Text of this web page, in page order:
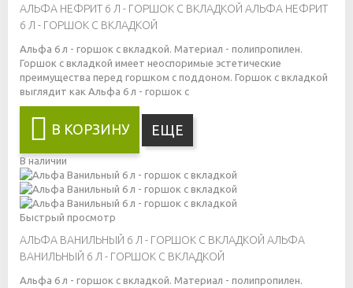
АЛЬФА НЕФРИТ 6 Л - ГОРШОК С ВКЛАДКОЙ АЛЬФА НЕФРИТ
6 Л - ГОРШОК С ВКЛАДКОЙ
Альфа 6 л - горшок с вкладкой. Материал - полипропилен.
Горшок с вкладкой имеет неоспоримые эстетические
преимущества перед горшком с поддоном. Горшок с вкладкой
выглядит как Альфа 6 л - горшок с
В КОРЗИНУ ЕЩЕ
В наличии
Быстрый просмотр
АЛЬФА ВАНИЛЬНЫЙ 6 Л - ГОРШОК С ВКЛАДКОЙ АЛЬФА
ВАНИЛЬНЫЙ 6 Л - ГОРШОК С ВКЛАДКОЙ
Альфа 6 л - горшок с вкладкой. Материал - полипропилен.